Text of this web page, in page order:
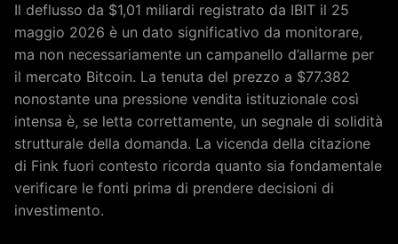
Il deflusso da $1,01 miliardi registrato da IBIT il 25
maggio 2026 è un dato significativo da monitorare,
ma non necessariamente un campanello d’allarme per
il mercato Bitcoin. La tenuta del prezzo a $77.382
nonostante una pressione vendita istituzionale così
intensa è, se letta correttamente, un segnale di solidità
strutturale della domanda. La vicenda della citazione
di Fink fuori contesto ricorda quanto sia fondamentale
verificare le fonti prima di prendere decisioni di
investimento.